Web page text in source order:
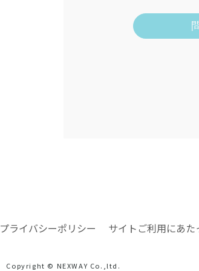
プライバシーポリシー サイトご利用にあた
Copyright © NEXWAY Co.,ltd.